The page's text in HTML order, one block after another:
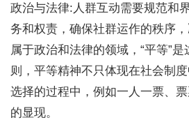
政治与法律:人群互动需要规范和
务和权责，确保社群运作的秩序
属于政治和法律的领域，“平等”
则，平等精神不只体现在社会制
选择的过程中，例如一人一票、
的显现。